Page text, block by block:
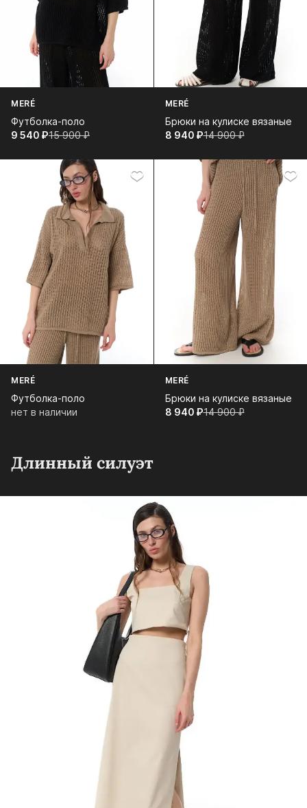
MERÉ
Футболка-поло
9 540⁠ ⁠₽15 900⁠ ⁠₽
MERÉ
Брюки на кулиске вязаные
8 940⁠ ⁠₽14 900⁠ ⁠₽
MERÉ
Футболка-поло
нет в наличии
MERÉ
Брюки на кулиске вязаные
8 940⁠ ⁠₽14 900⁠ ⁠₽
Длинный силуэт